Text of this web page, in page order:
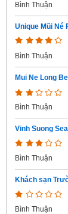
Bình Thuận
Unique Mũi Né
Bình Thuận
Mui Ne Long
Bình Thuận
Vinh Suong
Bình Thuận
Khách sạn
Bình Thuận